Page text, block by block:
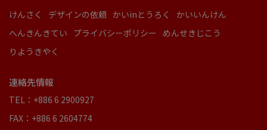
けんさく デザインの依頼 かいinとうろく
かいいんけん
へんきんきてい プライバシーポリシー
めんせきじこう
りようきやく
連絡先情報
TEL：+886 6 2900927
FAX：+886 6 2604774